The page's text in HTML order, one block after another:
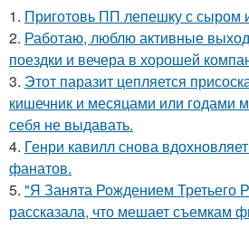
1. Приготовь ПП лепешку с сыром
2. Работаю, люблю активные
поездки и вечера в хорошей
3. Этот паразит цепляется
кишечник и месяцами или годами
себя не выдавать.
4. Генри кавилл снова
фанатов.
5. "Я Занята Рождением Третьего
рассказала, что мешает съемкам